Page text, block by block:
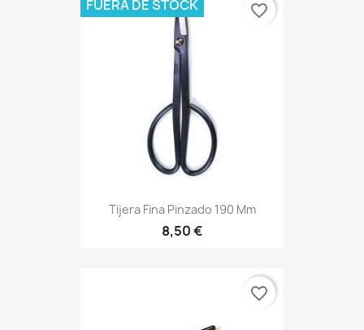
Tijera Fina Pinzado 190 Mm
8,50 €
FUERA DE STOCK favorite_border
favorite_border